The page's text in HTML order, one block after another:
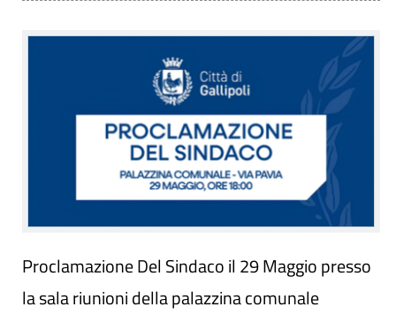
Proclamazione Del Sindaco il 29 Maggio presso
la sala riunioni della palazzina comunale